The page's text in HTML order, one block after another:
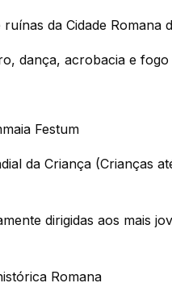
da Cidade Romana
dança, acrobacia e fogo
Festum
da Criança (Crianças
dirigidas aos mais
Romana